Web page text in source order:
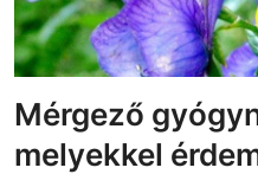
Kert
Receptek
Fogyókúra
Galéria
Mérgező
melyekkel